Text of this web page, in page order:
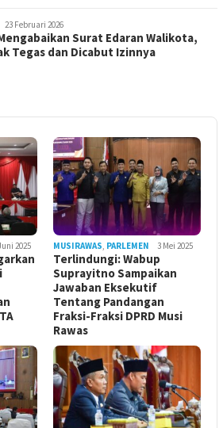
23 Februari 2026
Surat Edaran Walikota,
Tegas dan Dicabut Izinnya
2025 MUSIRAWAS, PARLEMEN 3 Mei 2025
Terlindungi: Wabup
Suprayitno Sampaikan
Jawaban Eksekutif
Tentang Pandangan
Fraksi-Fraksi DPRD Musi
Rawas